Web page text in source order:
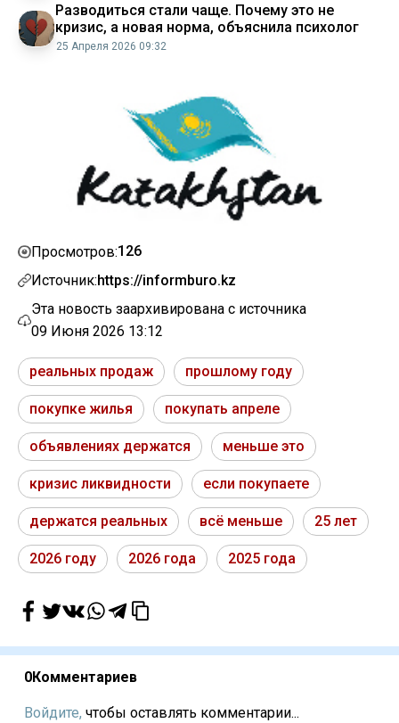
Разводиться стали чаще. Почему это не
кризис, а новая норма, объяснила психолог
25 Апреля 2026 09:32
Просмотров:126
Источник:https://informburo.kz
Эта новость заархивирована с источника
09 Июня 2026 13:12
реальных продаж прошлому году
покупке жилья покупать апреле
объявлениях держатся меньше это
кризис ликвидности если покупаете
держатся реальных всё меньше 25 лет
2026 году 2026 года 2025 года
0Комментариев
Войдите, чтобы оставлять комментарии...